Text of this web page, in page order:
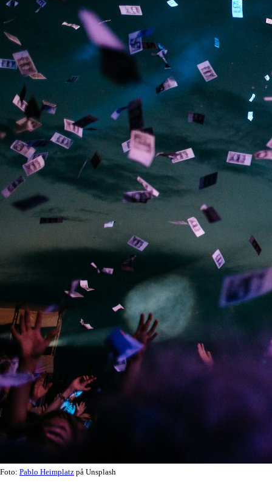
Foto: Pablo Heimplatz på Unsplash